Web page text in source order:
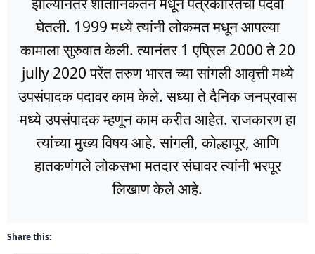
घेतली. 1999 मध्ये त्यांनी लोकमत मधून आपल्या
कामाला सुरुवात केली. त्यानंतर 1 एप्रिल 2000 ते 20
jully 2020 परेंत तरुण भारत च्या सांगली आवृत्ती मध्ये
उपसंपादक पदावर काम केले. सध्या ते दैनिक जनप्रवास
मध्ये उपसंपादक म्हणून काम करीत आहेत. राजकारण हा
त्यांच्या मुख्य विषय आहे. सांगली, कोल्हापूर, आणि
हातकणंगले लोकसभा मतदार संघावर त्यांनी भरपूर
लिखाण केले आहे.
Share this: